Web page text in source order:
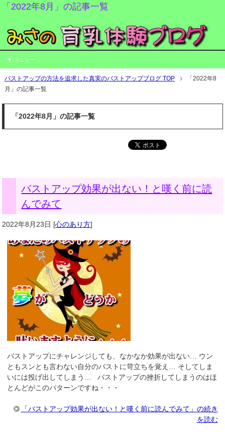
「2022年8月」の記事一覧
メニュー
バストアップの方法を追求した真実のバストアップブログ TOP
「2022年8
月」の記事一覧
「2022年8月」の記事一覧
バストアップ効果が出ない！と嘆く前に読
んでみて
2022年8月23日 [心のあり方]
バストアップにチャレンジしても、なかなか効果が出ない… ウン
ともスンとも言わない自分のバストに苛立ちを覚え… そしてしま
いには投げ出してしまう… バストアップの挫折してしまうのはほ
とんどがこのパターンですね・・・
「バストアップ効果が出ない！と嘆く前に読んでみて」の続き
を読む